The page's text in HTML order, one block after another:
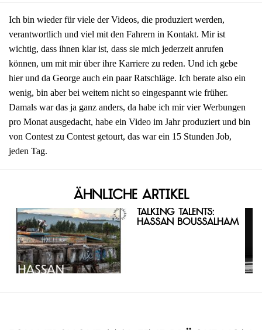
Ich bin wieder für viele der Videos, die produziert werden,
verantwortlich und viel mit den Fahrern in Kontakt. Mir ist
wichtig, dass ihnen klar ist, dass sie mich jederzeit anrufen
können, um mit mir über ihre Karriere zu reden. Und ich gebe
hier und da George auch ein paar Ratschläge. Ich berate also ein
wenig, bin aber bei weitem nicht so eingespannt wie früher.
Damals war das ja ganz anders, da habe ich mir vier Werbungen
pro Monat ausgedacht, habe ein Video im Jahr produziert und bin
von Contest zu Contest getourt, das war ein 15 Stunden Job,
jeden Tag.
Ähnliche Artikel
Talking Talents:
Hassan Boussalham